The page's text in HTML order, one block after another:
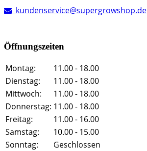
kundenservice@supergrowshop.de
Öffnungszeiten
Montag:
11.00 - 18.00
Dienstag:
11.00 - 18.00
Mittwoch:
11.00 - 18.00
Donnerstag: 11.00 - 18.00
Freitag:
11.00 - 16.00
Samstag:
10.00 - 15.00
Sonntag:
Geschlossen